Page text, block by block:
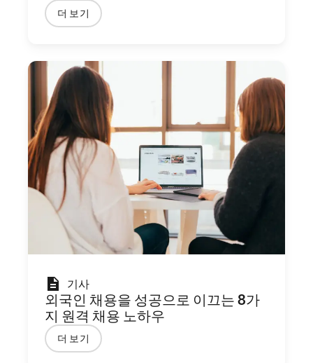
더 보기
기사
외국인 채용을 성공으로 이끄는 8가
지 원격 채용 노하우
더 보기